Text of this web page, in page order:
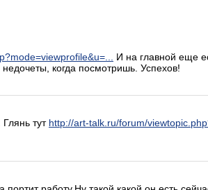
И на главной еще
когда посмотришь. Успехов!
тут http://art-talk.ru/forum/